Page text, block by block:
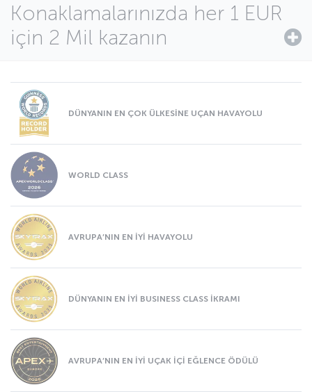
Konaklamalarınızda her 1 EUR
için 2 Mil kazanın
DÜNYANIN EN ÇOK ÜLKESİNE UÇAN HAVAYOLU
WORLD CLASS
AVRUPA’NIN EN İYİ HAVAYOLU
DÜNYANIN EN İYİ BUSINESS CLASS İKRAMI
AVRUPA’NIN EN İYİ UÇAK İÇİ EĞLENCE ÖDÜLÜ